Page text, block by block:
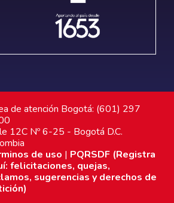
de atención Bogotá: (601) 297
12C Nº 6-25 - Bogotá D.C.
de uso | PQRSDF (Registra
felicitaciones, quejas,
sugerencias y derechos de